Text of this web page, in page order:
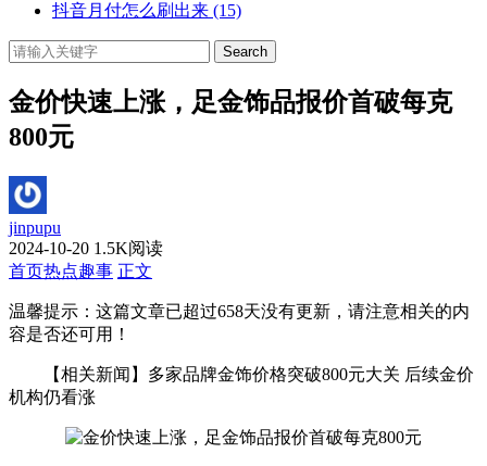
抖音月付怎么刷出来 (15)
Search
金价快速上涨，足金饰品报价首破每克
800元
jinpupu
2024-10-20 1.5K阅读
首页热点趣事 正文
温馨提示：这篇文章已超过658天没有更新，请注意相关的内
容是否还可用！
【相关新闻】多家品牌金饰价格突破800元大关 后续金价
机构仍看涨